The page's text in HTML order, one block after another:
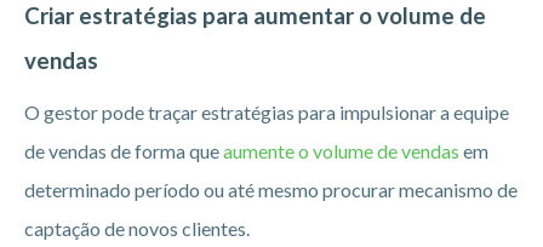
Criar estratégias para aumentar o volume de
vendas
O gestor pode traçar estratégias para impulsionar a equipe
de vendas de forma queaumente o volume de vendas em
determinado período ou até mesmo procurar mecanismo de
captação de novos clientes.